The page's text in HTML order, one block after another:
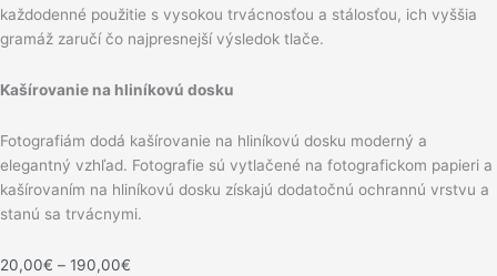
každodenné použitie s vysokou trvácnosťou a stálosťou, ich vyššia
gramáž zaručí čo najpresnejší výsledok tlače.
Kašírovanie na hliníkovú dosku
Fotografiám dodá kašírovanie na hliníkovú dosku moderný a
elegantný vzhľad. Fotografie sú vytlačené na fotografickom papieri a
kašírovaním na hliníkovú dosku získajú dodatočnú ochrannú vrstvu a
stanú sa trvácnymi.
20,00€ – 190,00€